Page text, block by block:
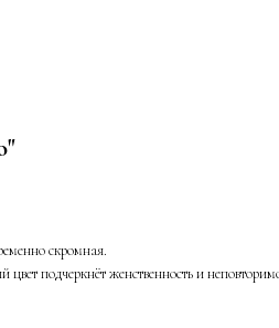
скромная.
подчеркнёт женственность и